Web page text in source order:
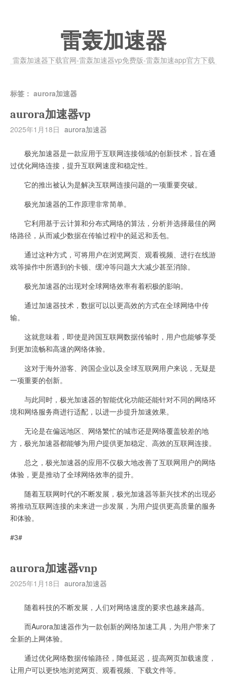
雷轰加速器
雷轰加速器下载官网-雷轰加速器vp免费版-雷轰加速app官方下载
标签： aurora加速器
aurora加速器vp
2025年1月18日 aurora加速器
极光加速器是一款应用于互联网连接领域的创新技术，旨在通
过优化网络连接，提升互联网速度和稳定性。
它的推出被认为是解决互联网连接问题的一项重要突破。
极光加速器的工作原理非常简单。
它利用基于云计算和分布式网络的算法，分析并选择最佳的网
络路径，从而减少数据在传输过程中的延迟和丢包。
通过这种方式，可将用户在浏览网页、观看视频、进行在线游
戏等操作中所遇到的卡顿、缓冲等问题大大减少甚至消除。
极光加速器的出现对全球网络效率有着积极的影响。
通过加速器技术，数据可以以更高效的方式在全球网络中传
输。
这就意味着，即使是跨国互联网数据传输时，用户也能够享受
到更加流畅和高速的网络体验。
这对于海外游客、跨国企业以及全球互联网用户来说，无疑是
一项重要的创新。
与此同时，极光加速器的智能优化功能还能针对不同的网络环
境和网络服务商进行适配，以进一步提升加速效果。
无论是在偏远地区、网络繁忙的城市还是网络覆盖较差的地
方，极光加速器都能够为用户提供更加稳定、高效的互联网连接。
总之，极光加速器的应用不仅极大地改善了互联网用户的网络
体验，更是推动了全球网络效率的提升。
随着互联网时代的不断发展，极光加速器等新兴技术的出现必
将推动互联网连接的未来进一步发展，为用户提供更高质量的服务
和体验。
#3#
aurora加速器vnp
2025年1月18日 aurora加速器
随着科技的不断发展，人们对网络速度的要求也越来越高。
而Aurora加速器作为一款创新的网络加速工具，为用户带来了
全新的上网体验。
通过优化网络数据传输路径，降低延迟，提高网页加载速度，
让用户可以更快地浏览网页、观看视频、下载文件等。